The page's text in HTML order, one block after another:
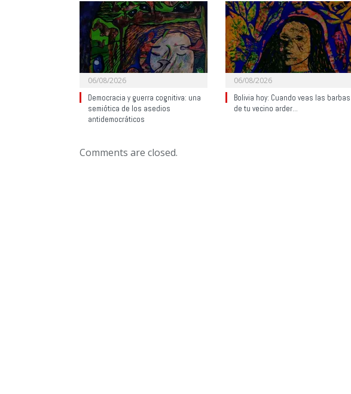
06/08/2026
Democracia y guerra cognitiva: una
semiótica de los asedios
antidemocráticos
06/08/2026
Bolivia hoy: Cuando veas las barbas
de tu vecino arder…
Comments are closed.